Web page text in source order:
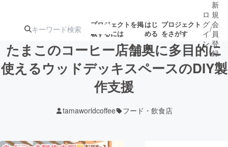
プロジェクトを掲
載するには
はじ
める
プロジェクト
をさがす
注目の新着プロ募集終了が近いプ
ロ
グ
イ
ン
/
新
規
会
員
登
録
たまこのコーヒー店舗奥に多目的に
使えるウッドデッキスペースのDIY製
作支援
tamaworldcoffee フード・飲食店